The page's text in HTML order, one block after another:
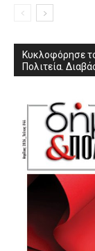
Κυκλοφόρησε
Πολιτεία.